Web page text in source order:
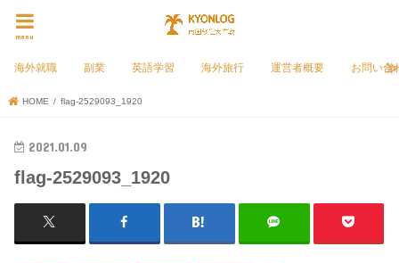
menu
海外就職 副業 英語学習 海外旅行 運営者概要 お問い合
HOME flag-2529093_1920
2021.01.09
flag-2529093_1920